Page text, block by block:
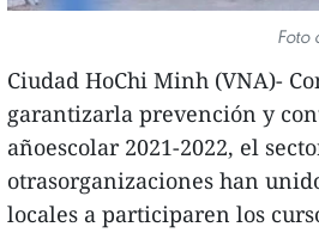
Foto
Ciudad HoChi Minh (VNA)-
garantizarla prevención y
añoescolar 2021-2022, el
otrasorganizaciones han
locales a participaren los